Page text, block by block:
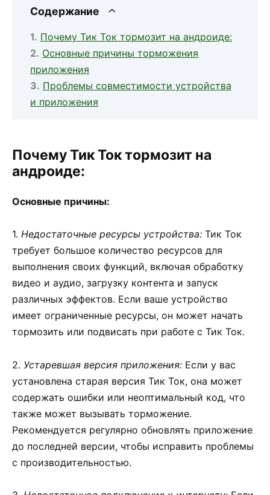
Содержание
Почему Тик Ток тормозит на андроиде:
Основные причины торможения
приложения
Проблемы совместимости устройства
и приложения
Почему Тик Ток тормозит на
андроиде:
Основные причины:
1. Недостаточные ресурсы устройства: Тик Ток
требует большое количество ресурсов для
выполнения своих функций, включая обработку
видео и аудио, загрузку контента и запуск
различных эффектов. Если ваше устройство
имеет ограниченные ресурсы, он может начать
тормозить или подвисать при работе с Тик Ток.
2. Устаревшая версия приложения: Если у вас
установлена старая версия Тик Ток, она может
содержать ошибки или неоптимальный код, что
также может вызывать торможение.
Рекомендуется регулярно обновлять приложение
до последней версии, чтобы исправить проблемы
с производительностью.